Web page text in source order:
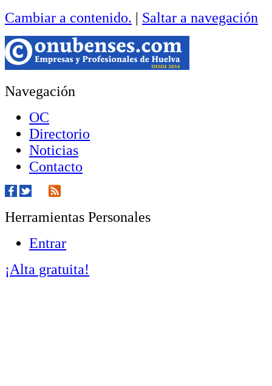
Cambiar a contenido. | Saltar a navegación
Navegación
OC
Directorio
Noticias
Contacto
Herramientas Personales
Entrar
¡Alta gratuita!